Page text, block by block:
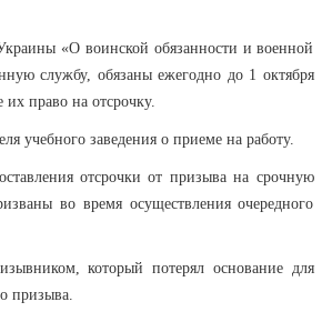
«О воинской обязанности и военной
службу, обязаны ежегодно до 1 октября
право на отсрочку.
учебного заведения о приеме на работу.
отсрочки от призыва на срочную
во время осуществления очередного
который потерял основание для
призыва.